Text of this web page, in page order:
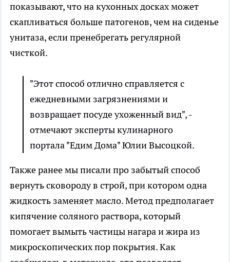
показывают, что на кухонных досках может
скапливаться больше патогенов, чем на сиденье
унитаза, если пренебрегать регулярной
чисткой.
"Этот способ отлично справляется с
ежедневными загрязнениями и
возвращает посуде ухоженный вид", -
отмечают эксперты кулинарного
портала "Едим Дома" Юлии Высоцкой.
Также ранее мы писали про забытый способ
вернуть сковороду в строй, при котором одна
жидкость заменяет масло. Метод предполагает
кипячение соляного раствора, который
помогает вымыть частицы нагара и жира из
микроскопических пор покрытия. Как